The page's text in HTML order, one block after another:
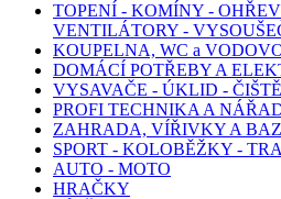
TOPENÍ - KOMÍNY -
VENTILÁTORY -
KOUPELNA, WC a
DOMÁCÍ POTŘEBY A
VYSAVAČE - ÚKLID -
PROFI TECHNIKA A
ZAHRADA, VÍŘIVKY A
SPORT - KOLOBĚŽKY -
AUTO - MOTO
HRAČKY